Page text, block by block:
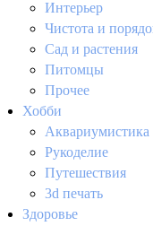
Интерьер
Чистота и
Сад и растения
Питомцы
Прочее
Хобби
Аквариумистика
Рукоделие
Путешествия
3d печать
Здоровье